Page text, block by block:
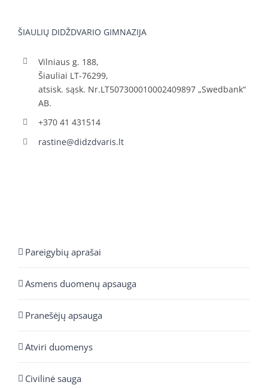
ŠIAULIŲ DIDŽDVARIO GIMNAZIJA
Vilniaus g. 188,
Šiauliai LT-76299,
atsisk. sąsk. Nr.LT507300010002409897 „Swedbank“
AB.
+370 41 431514
rastine@didzdvaris.lt
Pareigybių aprašai
Asmens duomenų apsauga
Pranešėjų apsauga
Atviri duomenys
Civilinė sauga